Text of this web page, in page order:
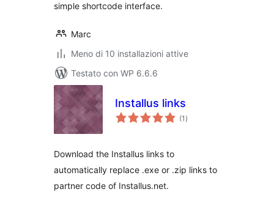
simple shortcode interface.
Marc
Meno di 10 installazioni attive
Testato con WP 6.6.6
Installus links
(1 valutazioni
totali
)
Download the Installus links to
automatically replace .exe or .zip links to
partner code of Installus.net.